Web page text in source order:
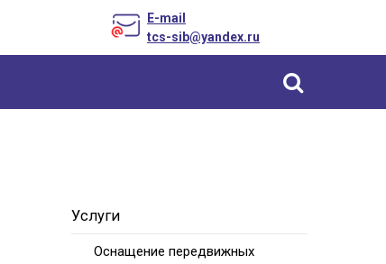
E-mail
tcs-sib@yandex.ru
Уcлуги
Оснащение передвижных